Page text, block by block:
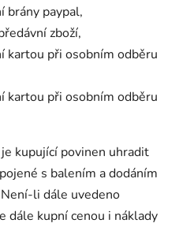
brány paypal,
zboží,
kartou při osobním odběru
kartou při osobním odběru
kupující povinen uhradit
s balením a dodáním
li dále uvedeno
dále kupní cenou i náklady